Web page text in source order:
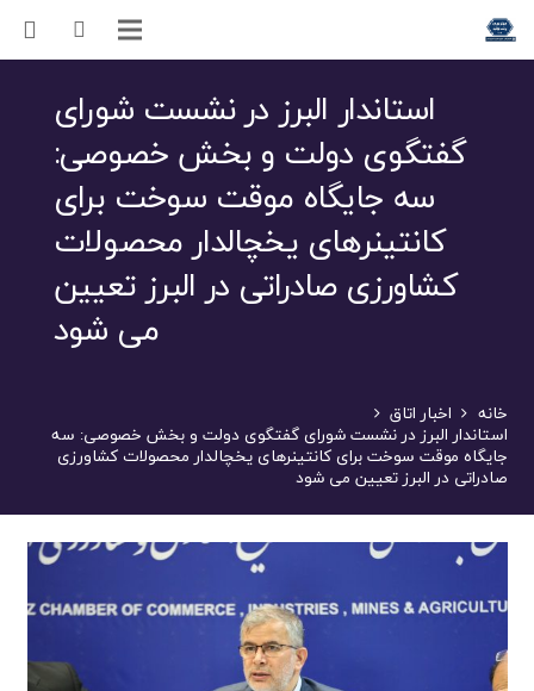
استاندار البرز در نشست شورای
گفتگوی دولت و بخش خصوصی:
سه جایگاه موقت سوخت برای
کانتینرهای یخچالدار محصولات
کشاورزی صادراتی در البرز تعیین
می شود
خانه اخبار اتاق
استاندار البرز در نشست شورای گفتگوی دولت و بخش خصوصی: سه
جایگاه موقت سوخت برای کانتینرهای یخچالدار محصولات کشاورزی
صادراتی در البرز تعیین می شود